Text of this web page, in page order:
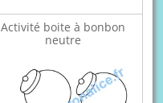
Activité boite à bonbon
neutre